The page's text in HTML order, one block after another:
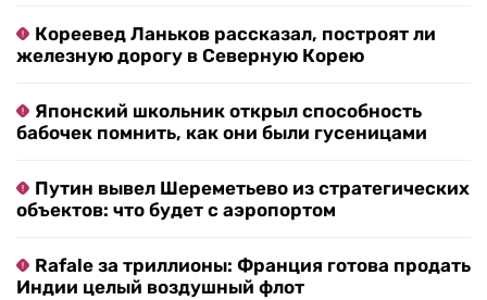
Кореевед Ланьков рассказал, построят ли
железную дорогу в Северную Корею
Японский школьник открыл способность
бабочек помнить, как они были гусеницами
Путин вывел Шереметьево из стратегических
объектов: что будет с аэропортом
Rafale за триллионы: Франция готова продать
Индии целый воздушный флот